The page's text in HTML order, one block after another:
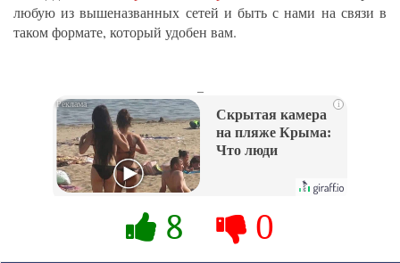
любую из вышеназванных сетей и быть с нами на связи в
таком формате, который удобен вам.
i
Скрытая камера
на пляже Крыма:
Что люди
их не видят...
8 0